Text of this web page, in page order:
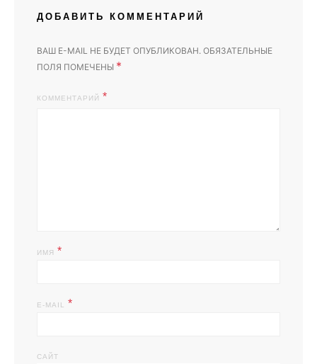
ДОБАВИТЬ КОММЕНТАРИЙ
ВАШ E-MAIL НЕ БУДЕТ ОПУБЛИКОВАН. ОБЯЗАТЕЛЬНЫЕ
ПОЛЯ ПОМЕЧЕНЫ *
КОММЕНТАРИЙ
ИМЯ *
E-MAIL *
САЙТ